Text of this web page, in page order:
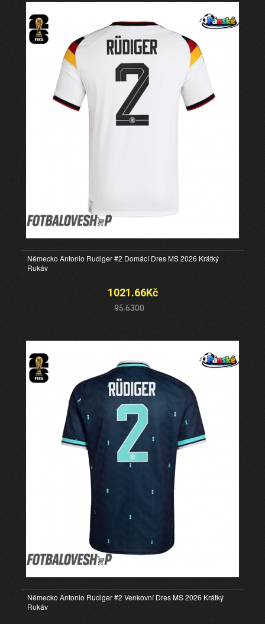
Německo Antonio Rudiger #2 Domácí Dres MS 2026 Krátký
Rukáv
1021.66Kč
95.6300
Německo Antonio Rudiger #2 Venkovní Dres MS 2026 Krátký
Rukáv